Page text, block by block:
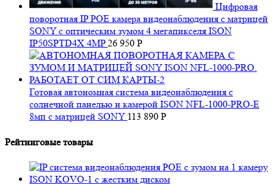
Цифровая
поворотная IP POE камера видеонаблюдения с матрицей
SONY с оптическим зумом 4 мегапикселя ISON
IP50SPTD4X 4MP 26 950 Р
Готовая автономная система видеонаблюдения с
солнечной панелью и камерой ISON NFL-1000-PRO-E
8мп с матрицей SONY 113 890 Р
Рейтинговые товары